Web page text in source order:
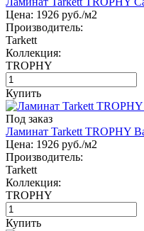
Цена: 1926 руб./м2
Производитель:
Tarkett
Коллекция:
TROPHY
Купить
Под заказ
Ламинат Tarkett TROPHY
Цена: 1926 руб./м2
Производитель:
Tarkett
Коллекция:
TROPHY
Купить